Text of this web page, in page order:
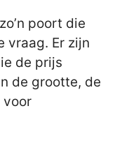
poort die
vraag. Er zijn
de prijs
de grootte, de
voor